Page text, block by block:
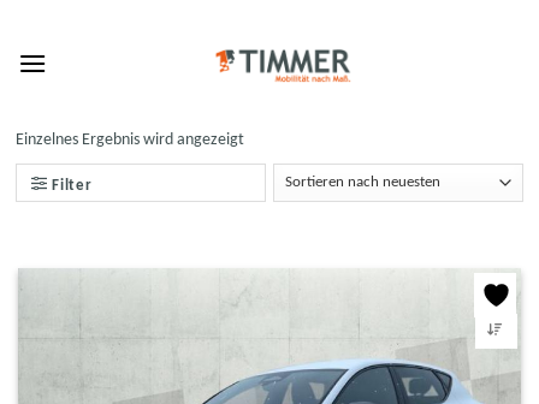
content
Filter
Einzelnes Ergebnis wird angezeigt